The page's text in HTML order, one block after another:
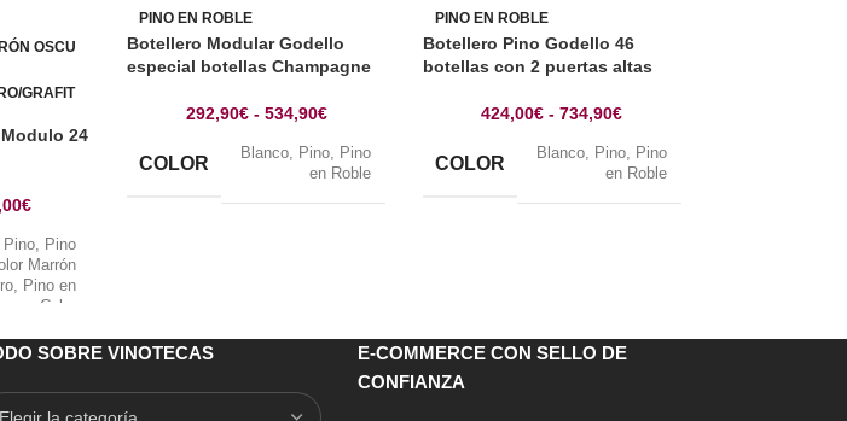
OSCU
GRAFIT
24
€
Pino, Pino
Marrón
, Pino en
Color
en Roble
PINO EN ROBLE
Botellero Modular Godello
especial botellas Champagne
292,90€ - 534,90€
COLOR Blanco, Pino, Pino
en Roble
PINO EN ROBLE
Botellero Pino Godello 46
botellas con 2 puertas altas
424,00€ - 734,90€
COLOR Blanco, Pino, Pino
en Roble
SOBRE VINOTECAS
E-COMMERCE CON SELLO DE
CONFIANZA